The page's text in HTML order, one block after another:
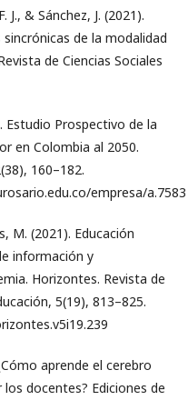
J., & Sánchez, J. (2021).
de la modalidad
de Ciencias Sociales
Estudio Prospectivo de la
en Colombia al 2050.
160–182.
empresa/a.7583
M. (2021). Educación
información y
Horizontes. Revista de
5(19), 813–825.
aprende el cerebro
docentes? Ediciones de